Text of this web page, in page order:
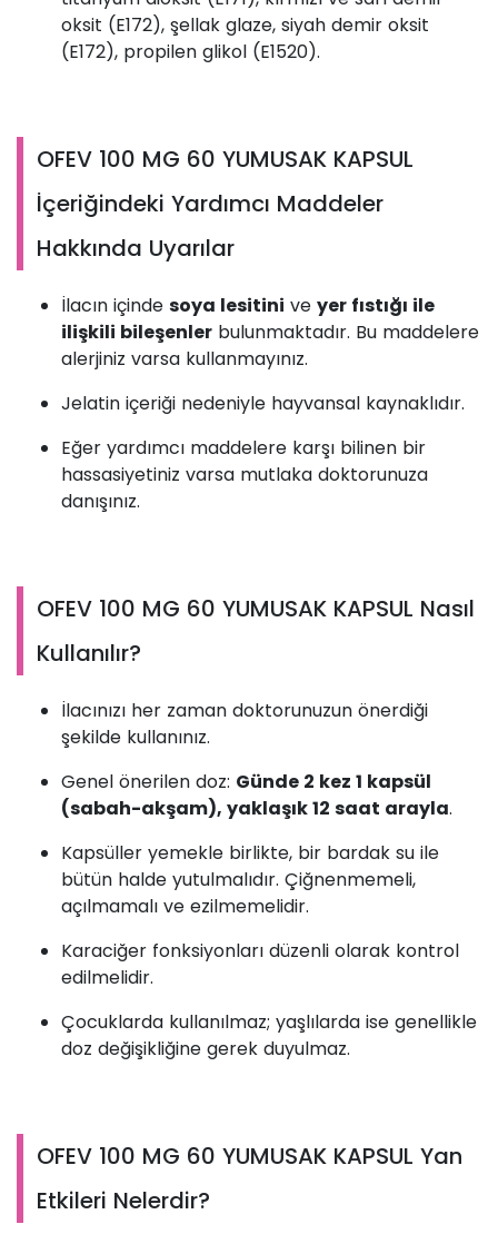
oksit (E172), şellak glaze, siyah demir oksit
(E172), propilen glikol (E1520).
OFEV 100 MG 60 YUMUSAK KAPSUL
İçeriğindeki Yardımcı Maddeler
Hakkında Uyarılar
İlacın içinde soya lesitini ve yer fıstığı ile
ilişkili bileşenler bulunmaktadır. Bu maddelere
alerjiniz varsa kullanmayınız.
Jelatin içeriği nedeniyle hayvansal kaynaklıdır.
Eğer yardımcı maddelere karşı bilinen bir
hassasiyetiniz varsa mutlaka doktorunuza
danışınız.
OFEV 100 MG 60 YUMUSAK KAPSUL Nasıl
Kullanılır?
İlacınızı her zaman doktorunuzun önerdiği
şekilde kullanınız.
Genel önerilen doz: Günde 2 kez 1 kapsül
(sabah-akşam), yaklaşık 12 saat arayla.
Kapsüller yemekle birlikte, bir bardak su ile
bütün halde yutulmalıdır. Çiğnenmemeli,
açılmamalı ve ezilmemelidir.
Karaciğer fonksiyonları düzenli olarak kontrol
edilmelidir.
Çocuklarda kullanılmaz; yaşlılarda ise genellikle
doz değişikliğine gerek duyulmaz.
OFEV 100 MG 60 YUMUSAK KAPSUL Yan
Etkileri Nelerdir?